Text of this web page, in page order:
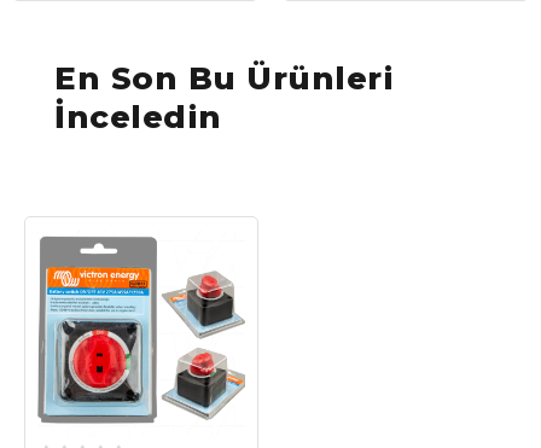
En Son Bu Ürünleri
İnceledin